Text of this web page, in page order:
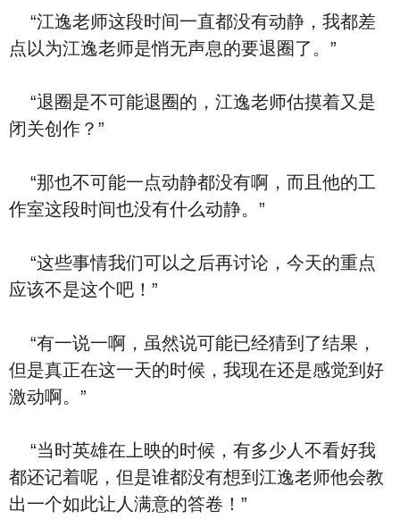
“江逸老师这段时间一直都没有动静，我都差
点以为江逸老师是悄无声息的要退圈了。”
“退圈是不可能退圈的，江逸老师估摸着又是
闭关创作？”
“那也不可能一点动静都没有啊，而且他的工
作室这段时间也没有什么动静。”
“这些事情我们可以之后再讨论，今天的重点
应该不是这个吧！”
“有一说一啊，虽然说可能已经猜到了结果，
但是真正在这一天的时候，我现在还是感觉到好
激动啊。”
“当时英雄在上映的时候，有多少人不看好我
都还记着呢，但是谁都没有想到江逸老师他会教
出一个如此让人满意的答卷！”